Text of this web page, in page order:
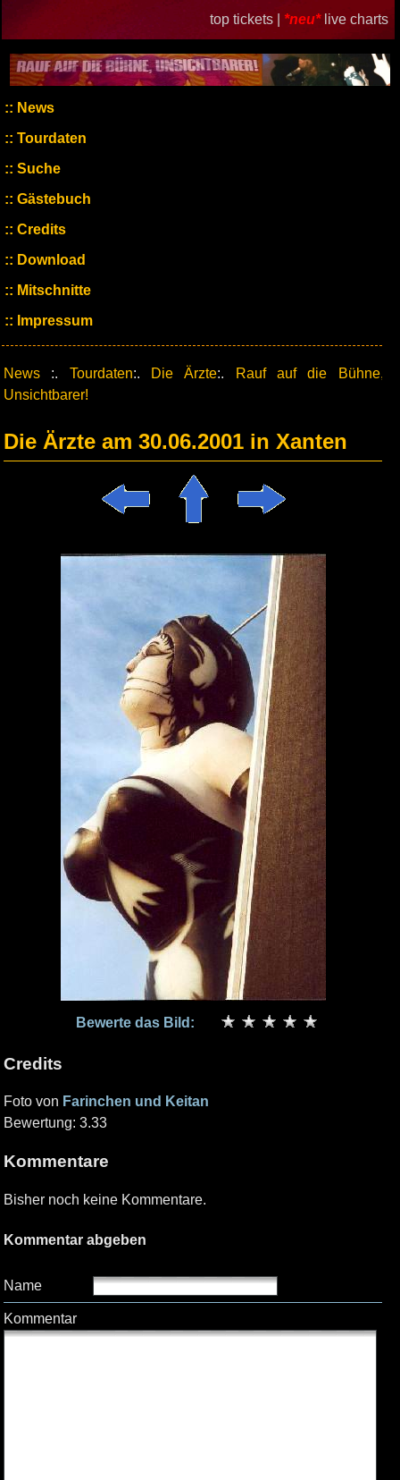
top tickets | *neu* live charts
News
Tourdaten
Suche
Gästebuch
Credits
Download
Mitschnitte
Impressum
News :. Tourdaten:. Die Ärzte:.
Rauf auf die Bühne,
Unsichtbarer!
Die Ärzte am 30.06.2001 in Xanten
Bewerte das Bild:
Credits
Foto von Farinchen und Keitan
Bewertung: 3.33
Kommentare
Bisher noch keine Kommentare.
Kommentar abgeben
Name
Kommentar